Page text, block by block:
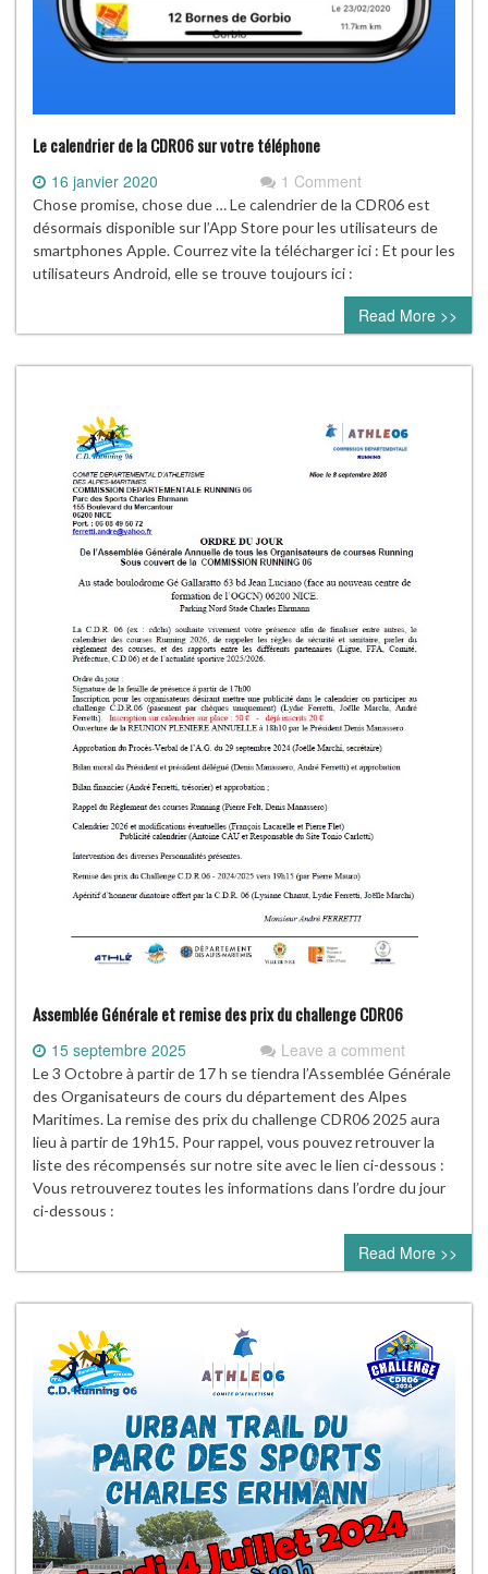
Le calendrier de la CDR06 sur votre téléphone
16 janvier 2020 1 Comment
Chose promise, chose due … Le calendrier de la CDR06 est
désormais disponible sur l’App Store pour les utilisateurs de
smartphones Apple. Courrez vite la télécharger ici : Et pour les
utilisateurs Android, elle se trouve toujours ici :
Read More >>
Assemblée Générale et remise des prix du challenge CDR06
15 septembre 2025 Leave a comment
Le 3 Octobre à partir de 17 h se tiendra l’Assemblée Générale
des Organisateurs de cours du département des Alpes
Maritimes. La remise des prix du challenge CDR06 2025 aura
lieu à partir de 19h15. Pour rappel, vous pouvez retrouver la
liste des récompensés sur notre site avec le lien ci-dessous :
Vous retrouverez toutes les informations dans l’ordre du jour
ci-dessous :
Read More >>